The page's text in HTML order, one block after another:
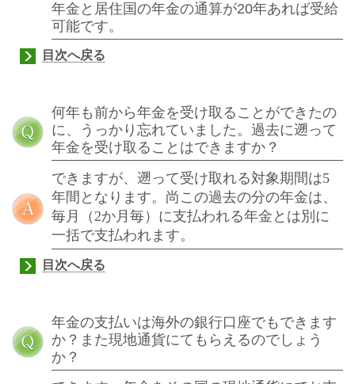
年金と居住国の年金の通算が20年あれば受給
可能です。
目次へ戻る
何年も前から年金を受け取ることができたの
に、うっかり忘れていました。過去に遡って
年金を受け取ることはできますか？
できますが、遡って受け取れる対象期間は5
年間となります。尚この過去の分の年金は、
毎月（2か月毎）に支払われる年金とは別に
一括で支払われます。
目次へ戻る
年金の支払いは海外の銀行口座でもできます
か？また現地通貨にてもらえるのでしょう
か？